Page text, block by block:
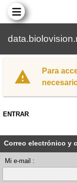
Para
ENTRAR
Correo electrónico y
Mi e-mail :